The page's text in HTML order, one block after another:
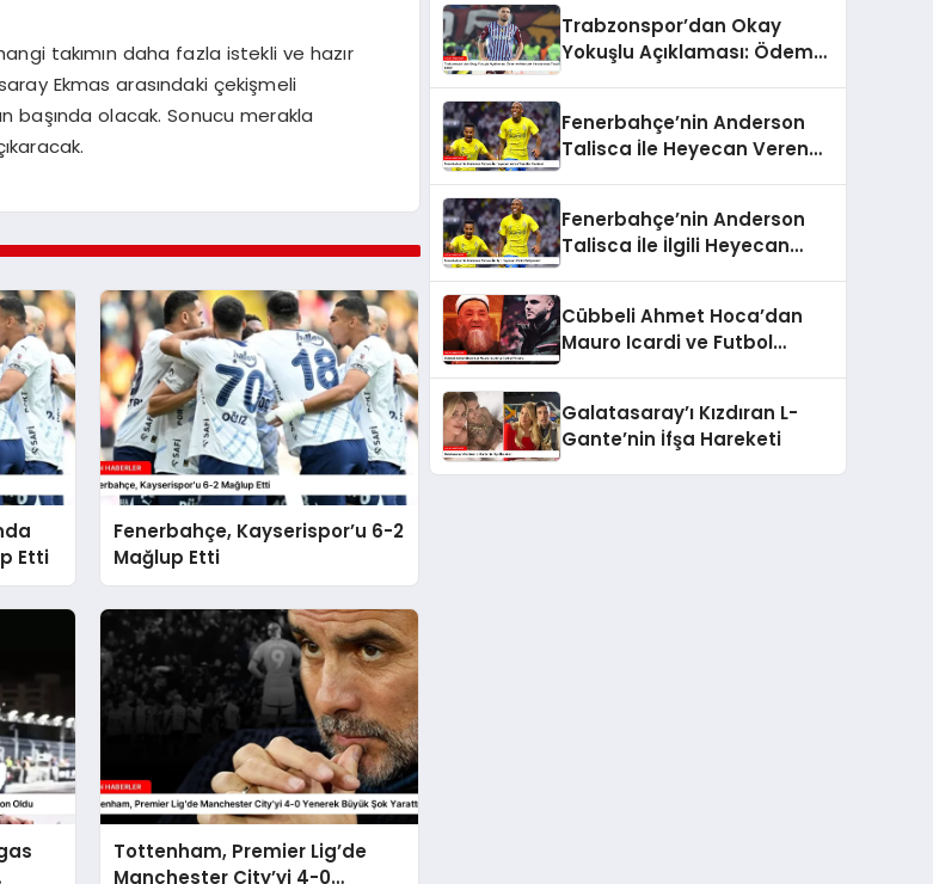
takımın daha fazla istekli ve hazır
Ekmas arasındaki çekişmeli
başında olacak. Sonucu merakla
Etti
Fenerbahçe, Kayserispor’u 6-2
Mağlup Etti
Tottenham, Premier Lig’de
Manchester City’yi 4-0
Trabzonspor’dan Okay
Yokuşlu Açıklaması: Ödem
Fenerbahçe’nin Anderson
Talisca İle Heyecan Veren
Fenerbahçe’nin Anderson
Talisca İle İlgili Heyecan
Cübbeli Ahmet Hoca’dan
Mauro Icardi ve Futbol
Galatasaray’ı Kızdıran L-
Gante’nin İfşa Hareketi